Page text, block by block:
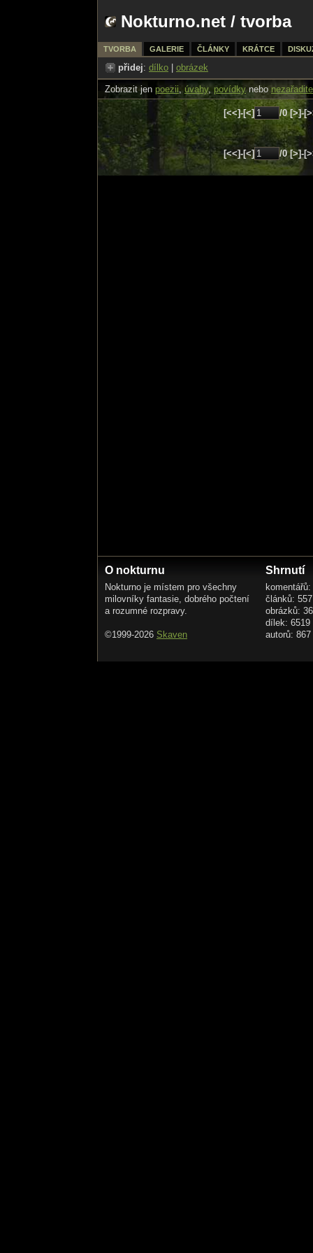
Nokturno.net / tvorba
TVORBA GALERIE ČLÁNKY KRÁTCE
přidej: dílko obrázek
Zobrazit jen poezii, úvahy, povídkynebo
[<<]-[<] /0 [>]-
[<<]-[<] /0 [>]-
O nokturnu
Nokturno je místem pro všechny
milovníky fantasie, dobrého počtení
a rozumné rozpravy.
©1999-2026 Skaven
Shrnutí
článků: 557
obrázků:
dílek: 6519
autorů: 867